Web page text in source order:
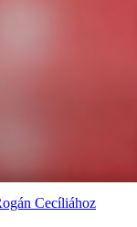
Cecíliához